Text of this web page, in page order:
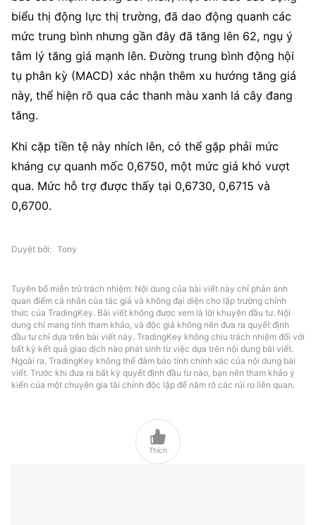
biểu thị động lực thị trường, đã dao động quanh các
mức trung bình nhưng gần đây đã tăng lên 62, ngụ ý
tâm lý tăng giá mạnh lên. Đường trung bình động hội
tụ phân kỳ (MACD) xác nhận thêm xu hướng tăng giá
này, thể hiện rõ qua các thanh màu xanh lá cây đang
tăng.
Khi cặp tiền tệ này nhích lên, có thể gặp phải mức
kháng cự quanh mốc 0,6750, một mức giá khó vượt
qua. Mức hỗ trợ được thấy tại 0,6730, 0,6715 và
0,6700.
Duyệt bởi Tony
Tuyên bố miễn trừ trách nhiệm: Nội dung của bài viết này chỉ phản ánh
quan điểm cá nhân của tác giả và không đại diện cho lập trường chính
thức của TradingKey. Bài viết không được xem là lời khuyên đầu tư. Nội
dung chỉ mang tính tham khảo, và độc giả không nên đưa ra quyết định
đầu tư chỉ dựa trên bài viết này. TradingKey không chịu trách nhiệm đối với
bất kỳ kết quả giao dịch nào phát sinh từ việc dựa trên nội dung bài viết.
Ngoài ra, TradingKey không thể đảm bảo tính chính xác của nội dung bài
viết. Trước khi đưa ra bất kỳ quyết định đầu tư nào, bạn nên tham khảo ý
kiến của một chuyên gia tài chính độc lập để nắm rõ các rủi ro liên quan.

Thích